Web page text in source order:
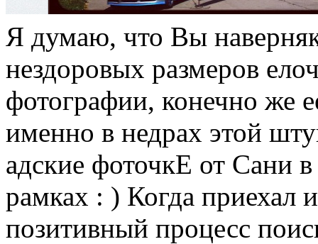
Я думаю, что Вы
нездоровых размеров
фотографии, конечно же
именно в недрах этой
адские фоточкЕ от Сани
рамках : ) Когда приехал
позитивный процесс